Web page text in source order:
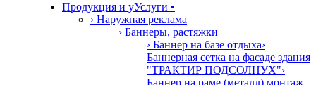
Продукция и уУслуги •
› Наружная реклама
› Баннеры, растяжки
› Баннер на базе отдыха›
Баннерная сетка на фасаде здания
"ТРАКТИР ПОДСОЛНУХ"›
Баннер на раме (металл) монтаж